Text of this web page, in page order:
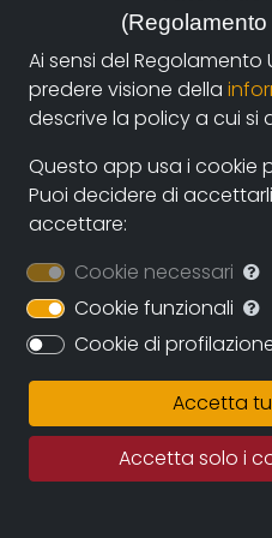
autori e i fruitori
streaming on-line e
cinematografiche e circuiti
diretta con gli autori
ampliamento dell’archivio
assicurando una
multiculturale.
illimitato in cui conservare
dei suoi obiettivi principali
memoria del
quindi della memoria per
Fatto salvo il rigoroso
questo grande archivio
importante per studiosi,
Ai sensi del Regolamento
predere visione della
descrive la policy a cui si
Questo app usa i cookie
Puoi decidere di
accettare:
Cookie necessari
Cookie funzionali
Cookie di
Accetta
Accetta solo i